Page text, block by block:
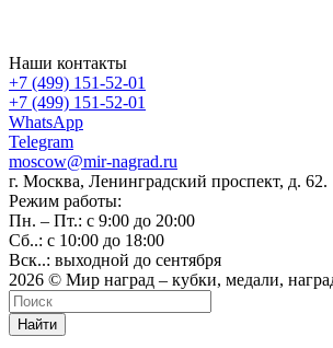
Наши контакты
+7 (499) 151-52-01
+7 (499) 151-52-01
WhatsApp
Telegram
moscow@mir-nagrad.ru
г. Москва, Ленинградский проспект, д. 62.
Режим работы:
Пн. – Пт.: с 9:00 до 20:00
Сб..: с 10:00 до 18:00
Вск..: выходной до сентября
2026 © Мир наград – кубки, медали,
Найти